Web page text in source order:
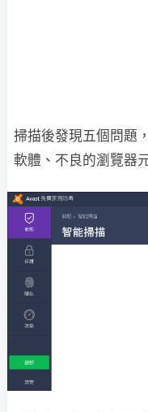
掃描後發現五個問題
軟體、不良的瀏覽器